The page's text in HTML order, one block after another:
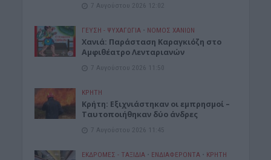
7 Αυγούστου 2026 12:02
ΓΕΎΣΗ - ΨΥΧΑΓΩΓΊΑ • ΝΟΜΌΣ ΧΑΝΊΩΝ
Xανιά: Παράσταση Καραγκιόζη στο
Αμφιθέατρο Λενταριανών
7 Αυγούστου 2026 11:50
ΚΡΗΤΗ
Κρήτη: Εξιχνιάστηκαν οι εμπρησμοί –
Ταυτοποιήθηκαν δύο άνδρες
7 Αυγούστου 2026 11:45
ΕΚΔΡΟΜΈΣ - ΤΑΞΊΔΙΑ • ΕΝΔΙΑΦΕΡΟΝΤΑ • ΚΡΗΤΗ